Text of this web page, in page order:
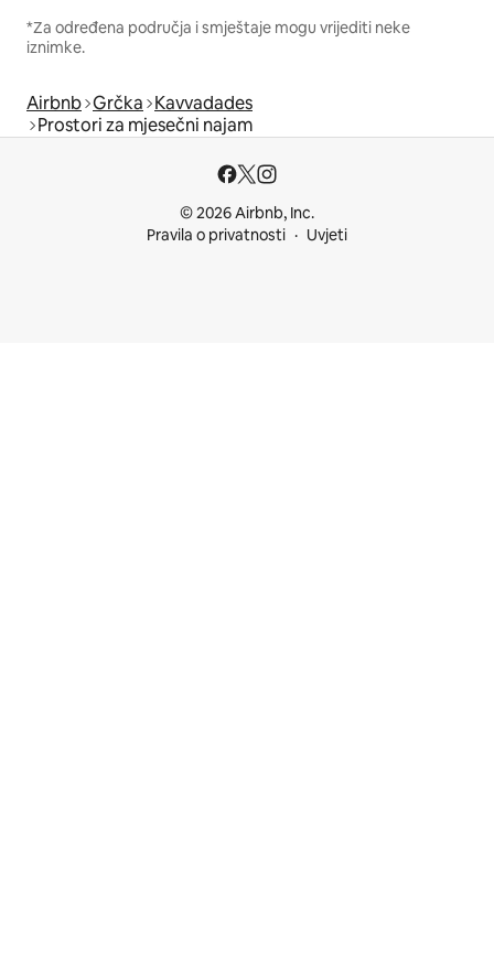
*Za određena područja i smještaje mogu vrijediti neke
iznimke.
Airbnb Grčka Kavvadades
Prostori za mjesečni najam
© 2026 Airbnb, Inc.
Pravila o privatnosti
Uvjeti